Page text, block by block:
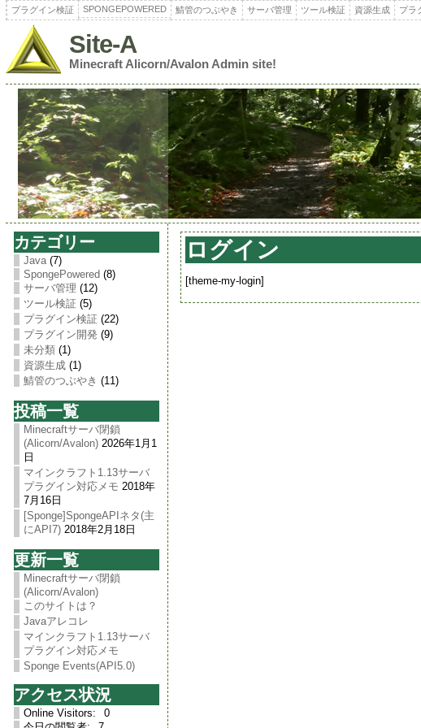
プラグイン検証 SPONGEPOWERED 鯖管のつぶやき サーバ管理 ツール検証 資源生成 プラ
Site-A
Minecraft Alicorn/Avalon Admin site!
カテゴリー
Java(7)
SpongePowered (8)
サーバ管理 (12)
ツール検証(5)
プラグイン検証(22)
プラグイン開発 (9)
未分類(1)
資源生成(1)
鯖管のつぶやき (11)
投稿一覧
Minecraftサーバ閉鎖
(Alicorn/Avalon) 2026年1月1
日
マインクラフト1.13サーバ
プラグイン対応メモ 2018年
7月16日
[Sponge]SpongeAPIネタ(主
にAPI7) 2018年2月18日
更新一覧
Minecraftサーバ閉鎖
(Alicorn/Avalon)
このサイトは？
Javaアレコレ
マインクラフト1.13サーバ
プラグイン対応メモ
Sponge Events(API5.0)
アクセス状況
Online Visitors:
0
ログイン
[theme-my-login]